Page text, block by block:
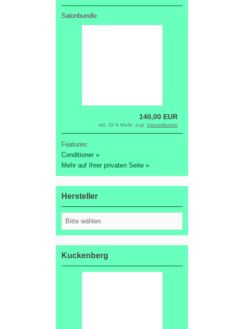
Salonbundle
140,00 EUR
inkl. 19 % MwSt. zzgl. Versandkosten
Features:
Conditioner »
Mehr auf Ihrer privaten Seite »
Hersteller
Kuckenberg